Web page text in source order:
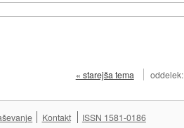
« starejša tema oddelek:
Kontakt ISSN 1581-0186